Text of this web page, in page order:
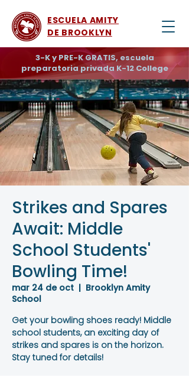
ESCUELA AMITY
DE BROOKLYN
3-K y PRE-K GRATIS, escuela
preparatoria privada K-12 College
Strikes and Spares
Await: Middle
School Students'
Bowling Time!
mar 24 de oct
  |
Brooklyn Amity
School
Get your bowling shoes ready! Middle
school students, an exciting day of
strikes and spares is on the horizon.
Stay tuned for details!